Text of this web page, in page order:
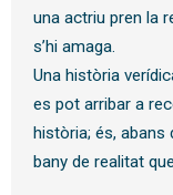
una actriu pren la
s’hi amaga.
Una història
es pot arribar a
història; és, abans
bany de realitat